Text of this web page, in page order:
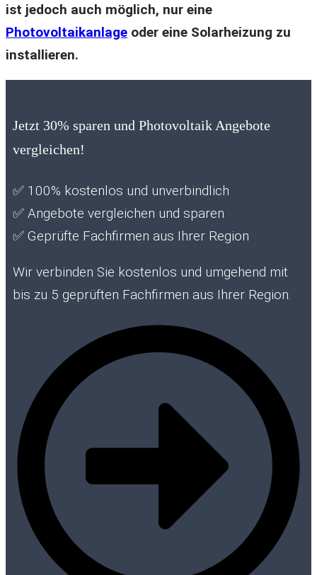
ist jedoch auch möglich, nur eine
Photovoltaikanlage oder eine Solarheizung zu
installieren.
Jetzt 30% sparen und Photovoltaik Angebote
vergleichen!
✅ 100% kostenlos und unverbindlich
✅ Angebote vergleichen und sparen
✅ Geprüfte Fachfirmen aus Ihrer Region
Wir verbinden Sie kostenlos und umgehend mit
bis zu 5 geprüften Fachfirmen aus Ihrer Region.